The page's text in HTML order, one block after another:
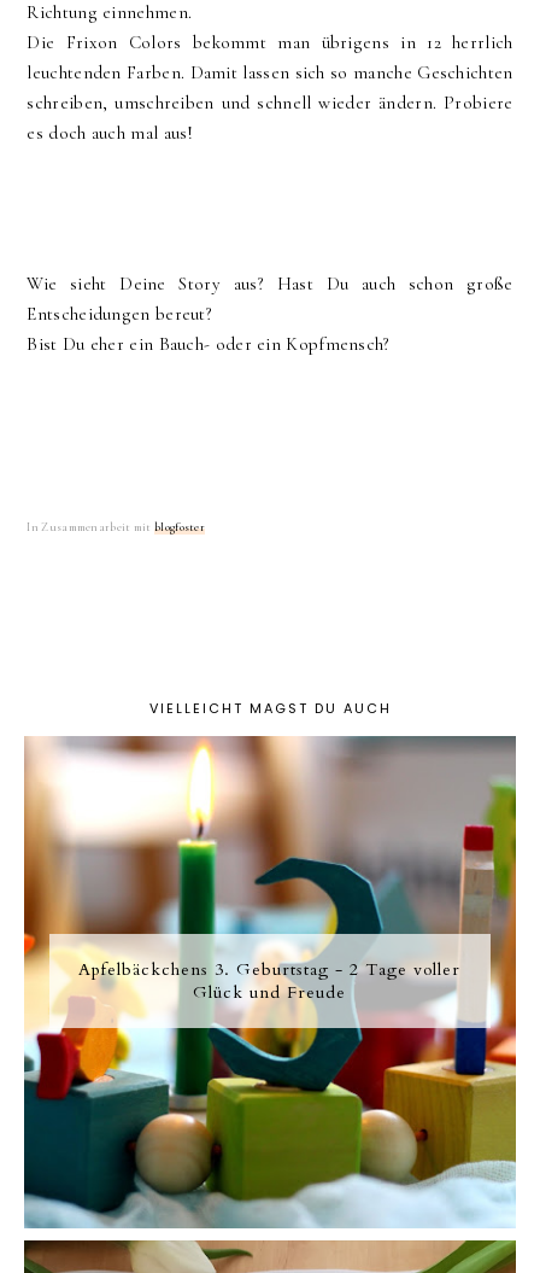
Richtung einnehmen.
Die Frixon Colors bekommt man übrigens in 12 herrlich
leuchtenden Farben. Damit lassen sich so manche Geschichten
schreiben, umschreiben und schnell wieder ändern. Probiere
es doch auch mal aus!
Wie sieht Deine Story aus? Hast Du auch schon große
Entscheidungen bereut?
Bist Du eher ein Bauch- oder ein Kopfmensch?
In Zusammenarbeit mitblogfoster
VIELLEICHT MAGST DU AUCH
Apfelbäckchens 3. Geburtstag - 2 Tage voller
Glück und Freude